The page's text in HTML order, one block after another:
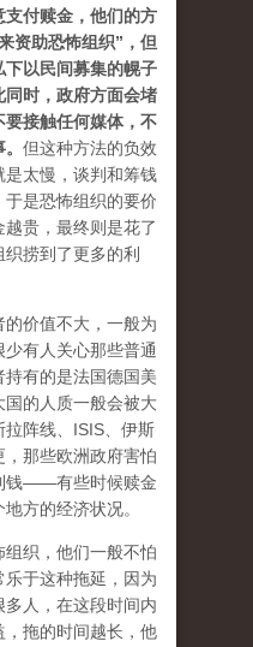
付赎金，他们的方
资助恐怖组织”，但
以民间募集的幌子
时，政府方面会堵
接触任何媒体，不
但这种方法的负效
是太慢，谈判和筹钱
是恐怖组织的要价
贵，最终则是花了
捞到了更多的利
价值不大，一般为
有人关心那些普通
有的是法国德国美
的人质一般会被大
阵线、ISIS、伊斯
那些欧洲政府害怕
钱——有些时候赎金
方的经济状况。
织，他们一般不怕
于这种拖延，因为
人，在这段时间内
拖的时间越长，他